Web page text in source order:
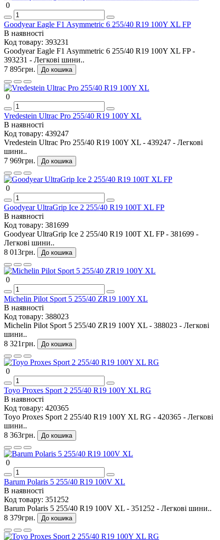
0
Goodyear Eagle F1 Asymmetric 6 255/40 R19 100Y XL FP
В наявності
Код товару: 393231
Goodyear Eagle F1 Asymmetric 6 255/40 R19 100Y XL FP -
393231 - Легкові шини..
7 895грн.
До кошика
0
Vredestein Ultrac Pro 255/40 R19 100Y XL
В наявності
Код товару: 439247
Vredestein Ultrac Pro 255/40 R19 100Y XL - 439247 - Легкові
шини..
7 969грн.
До кошика
0
Goodyear UltraGrip Ice 2 255/40 R19 100T XL FP
В наявності
Код товару: 381699
Goodyear UltraGrip Ice 2 255/40 R19 100T XL FP - 381699 -
Легкові шини..
8 013грн.
До кошика
0
Michelin Pilot Sport 5 255/40 ZR19 100Y XL
В наявності
Код товару: 388023
Michelin Pilot Sport 5 255/40 ZR19 100Y XL - 388023 - Легкові
шини..
8 321грн.
До кошика
0
Toyo Proxes Sport 2 255/40 R19 100Y XL RG
В наявності
Код товару: 420365
Toyo Proxes Sport 2 255/40 R19 100Y XL RG - 420365 - Легкові
шини..
8 363грн.
До кошика
0
Barum Polaris 5 255/40 R19 100V XL
В наявності
Код товару: 351252
Barum Polaris 5 255/40 R19 100V XL - 351252 - Легкові шини..
8 379грн.
До кошика